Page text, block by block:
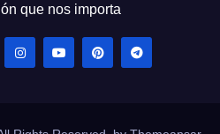
que nos importa